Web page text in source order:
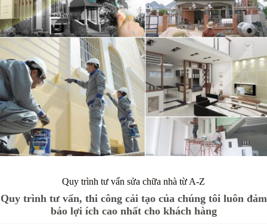
Quy trình tư vấn sửa chữa nhà từ A-Z
Quy trình tư vấn, thi công cải tạo của chúng tôi luôn đảm
bảo lợi ích cao nhất cho khách hàng